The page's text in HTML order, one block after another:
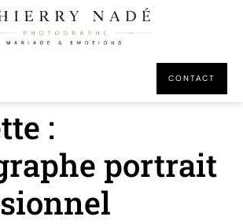
CONTACT
:
portrait